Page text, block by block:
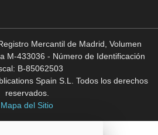
Mercantil de Madrid, Volumen
M-433036 - Número de Identificación
B-85062503
Spain S.L. Todos los derechos
reservados.
Mapa del Sitio